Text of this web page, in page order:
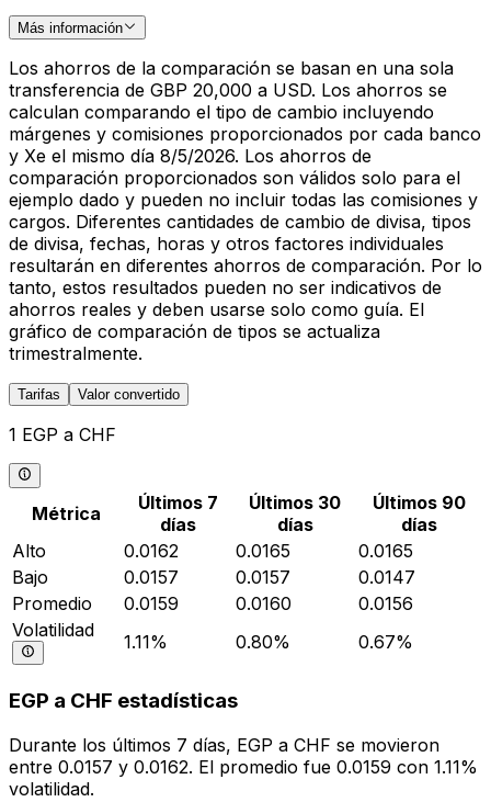
Más información
Los ahorros de la comparación se basan en una sola
transferencia de GBP 20,000 a USD. Los ahorros se
calculan comparando el tipo de cambio incluyendo
márgenes y comisiones proporcionados por cada banco
y Xe el mismo día 8/5/2026. Los ahorros de
comparación proporcionados son válidos solo para el
ejemplo dado y pueden no incluir todas las comisiones y
cargos. Diferentes cantidades de cambio de divisa, tipos
de divisa, fechas, horas y otros factores individuales
resultarán en diferentes ahorros de comparación. Por lo
tanto, estos resultados pueden no ser indicativos de
ahorros reales y deben usarse solo como guía. El
gráfico de comparación de tipos se actualiza
trimestralmente.
Tarifas Valor convertido
1 EGP a CHF
Métrica
Últimos 7
días
Últimos 30
días
Últimos 90
días
Alto
0.0162 0.0165
0.0165
Bajo
0.0157 0.0157
0.0147
Promedio
0.0159 0.0160
0.0156
Volatilidad
1.11% 0.80% 0.67%
EGP a CHF estadísticas
Durante los últimos 7 días, EGP a CHF se movieron
entre 0.0157 y 0.0162. El promedio fue 0.0159 con 1.11%
volatilidad.